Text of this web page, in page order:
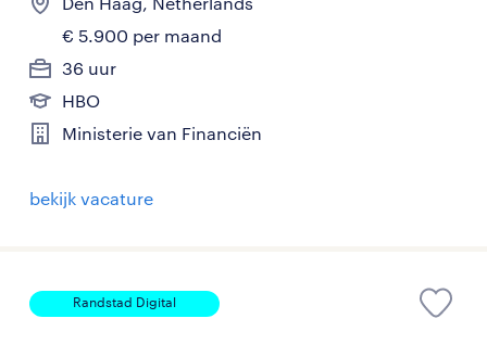
€ 5.900 per maand
36 uur
HBO
Ministerie van Financiën
bekijk vacature
Randstad Digital